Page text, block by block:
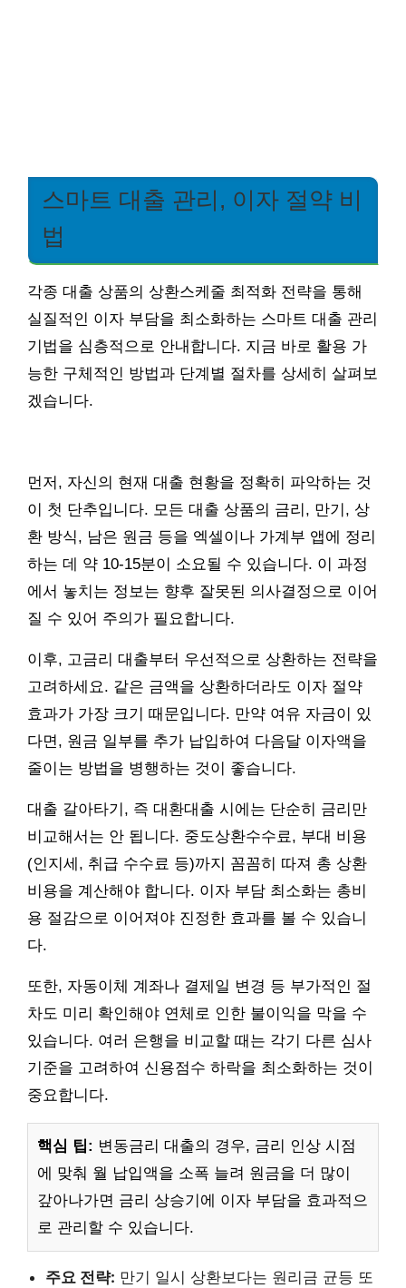
스마트 대출 관리, 이자 절약 비
법
각종 대출 상품의 상환스케줄 최적화 전략을 통해
실질적인 이자 부담을 최소화하는 스마트 대출 관리
기법을 심층적으로 안내합니다. 지금 바로 활용 가
능한 구체적인 방법과 단계별 절차를 상세히 살펴보
겠습니다.
먼저, 자신의 현재 대출 현황을 정확히 파악하는 것
이 첫 단추입니다. 모든 대출 상품의 금리, 만기, 상
환 방식, 남은 원금 등을 엑셀이나 가계부 앱에 정리
하는 데 약 10-15분이 소요될 수 있습니다. 이 과정
에서 놓치는 정보는 향후 잘못된 의사결정으로 이어
질 수 있어 주의가 필요합니다.
이후, 고금리 대출부터 우선적으로 상환하는 전략을
고려하세요. 같은 금액을 상환하더라도 이자 절약
효과가 가장 크기 때문입니다. 만약 여유 자금이 있
다면, 원금 일부를 추가 납입하여 다음달 이자액을
줄이는 방법을 병행하는 것이 좋습니다.
대출 갈아타기, 즉 대환대출 시에는 단순히 금리만
비교해서는 안 됩니다. 중도상환수수료, 부대 비용
(인지세, 취급 수수료 등)까지 꼼꼼히 따져 총 상환
비용을 계산해야 합니다. 이자 부담 최소화는 총비
용 절감으로 이어져야 진정한 효과를 볼 수 있습니
다.
또한, 자동이체 계좌나 결제일 변경 등 부가적인 절
차도 미리 확인해야 연체로 인한 불이익을 막을 수
있습니다. 여러 은행을 비교할 때는 각기 다른 심사
기준을 고려하여 신용점수 하락을 최소화하는 것이
중요합니다.
핵심 팁: 변동금리 대출의 경우, 금리 인상 시점
에 맞춰 월 납입액을 소폭 늘려 원금을 더 많이
갚아나가면 금리 상승기에 이자 부담을 효과적으
로 관리할 수 있습니다.
주요 전략: 만기 일시 상환보다는 원리금 균등 또